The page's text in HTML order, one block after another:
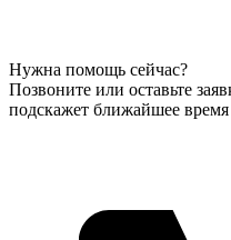
Нужна помощь сейчас?
Позвоните или оставьте
подскажет ближайшее время